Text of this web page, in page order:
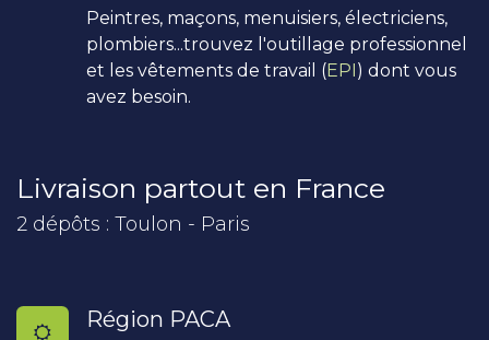
Peintres, maçons, menuisiers, électriciens,
plombiers...trouvez l'outillage professionnel
et les vêtements de travail (EPI) dont vous
avez besoin.
Livraison partout en France
2 dépôts : Toulon - Paris
Région PACA